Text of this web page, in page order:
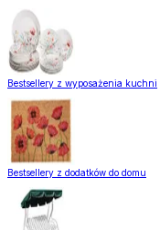
Bestsellery z wyposażenia kuchni
Bestsellery z dodatków do domu